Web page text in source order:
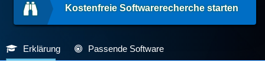
Kostenfreie Softwarerecherche starten
Erklärung Passende Software